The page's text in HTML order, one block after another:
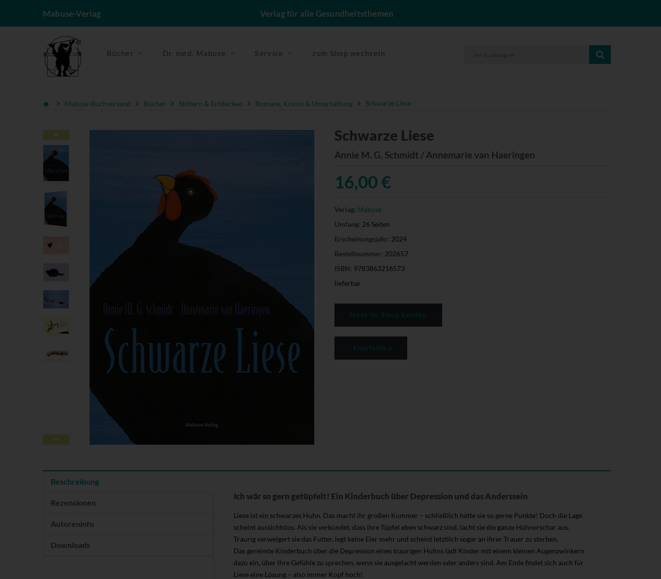
Mabuse-Verlag Verlag für alle Gesundheitsthemen
Bücher Dr. med. Mabuse Service zum Shop wechseln
Mabuse-Buchversand Bücher Stöbern & Entdecken Romane, Krimis & Unterhaltung Schwarze Liese
Schwarze Liese
Annie M. G. Schmidt / Annemarie van Haeringen
16,00 €
Verlag: Mabuse
Umfang: 26 Seiten
Erscheinungsjahr: 2024
Bestellnummer: 202657
ISBN: 9783863216573
lieferbar
Beschreibung
Rezensionen
Autoreninfo
Downloads
Ich wär so gern getüpfelt! Ein Kinderbuch über Depression und das Anderssein
Liese ist ein schwarzes Huhn. Das macht ihr großen Kummer – schließlich hätte sie so gerne Punkte! Doch die Lage
scheint aussichtslos. Als sie verkündet, dass ihre Tüpfel eben schwarz sind, lacht sie die ganze Hühnerschar aus.
Traurig verweigert sie das Futter, legt keine Eier mehr und scheint letztlich sogar an ihrer Trauer zu sterben.
Das gereimte Kinderbuch über die Depression eines traurigen Huhns lädt Kinder mit einem kleinen Augenzwinkern
dazu ein, über ihre Gefühle zu sprechen, wenn sie ausgelacht werden oder anders sind. Am Ende findet sich auch für
Liese eine Lösung – also immer Kopf hoch!